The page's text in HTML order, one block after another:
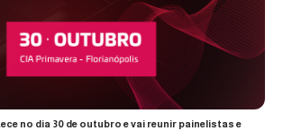
no dia 30 de outubro e vai reunir painelistas e